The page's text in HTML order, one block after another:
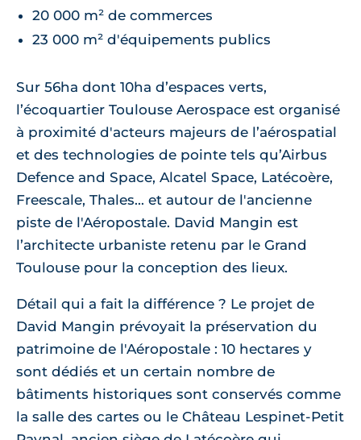
20 000 m² de commerces
23 000 m² d'équipements publics
Sur 56ha dont 10ha d’espaces verts,
l’écoquartier Toulouse Aerospace est organisé
à proximité d'acteurs majeurs de l’aérospatial
et des technologies de pointe tels qu’Airbus
Defence and Space, Alcatel Space, Latécoère,
Freescale, Thales... et autour de l'ancienne
piste de l'Aéropostale. David Mangin est
l’architecte urbaniste retenu par le Grand
Toulouse pour la conception des lieux.
Détail qui a fait la différence ? Le projet de
David Mangin prévoyait la préservation du
patrimoine de l'Aéropostale : 10 hectares y
sont dédiés et un certain nombre de
bâtiments historiques sont conservés comme
la salle des cartes ou le Château Lespinet-Petit